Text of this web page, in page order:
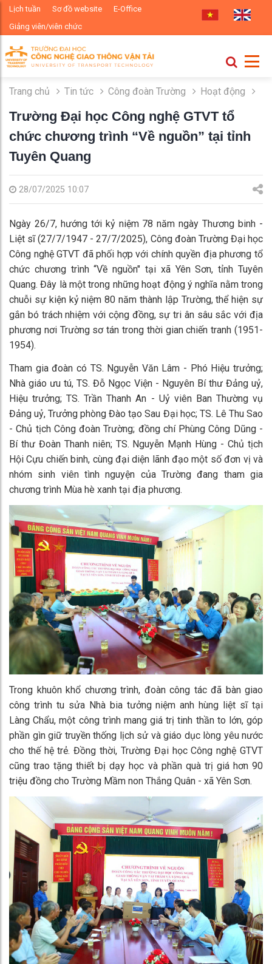
Lịch tuần Sơ đồ website
E-Office
Giảng viên/viên chức
Trang chủ Tin tức Công đoàn Trường Hoạt động
Trường Đại học Công nghệ GTVT tổ
chức chương trình “Về nguồn” tại tỉnh
Tuyên Quang
28/07/2025 10:07
Ngày 26/7, hướng tới kỷ niệm 78 năm ngày Thương binh -
Liệt sĩ (27/7/1947 - 27/7/2025), Công đoàn Trường Đại học
Công nghệ GTVT đã phối hợp với chính quyền địa phương tổ
chức chương trình “Về nguồn" tại xã Yên Sơn, tỉnh Tuyên
Quang. Đây là một trong những hoạt động ý nghĩa nằm trong
chuỗi sự kiện kỷ niệm 80 năm thành lập Trường, thể hiện sự
gắn bó trách nhiệm với cộng đồng, sự tri ân sâu sắc với địa
phương nơi Trường sơ tán trong thời gian chiến tranh (1951-
1954).
Tham gia đoàn có TS. Nguyễn Văn Lâm - Phó Hiệu trưởng;
Nhà giáo ưu tú, TS. Đỗ Ngọc Viện - Nguyên Bí thư Đảng uỷ,
Hiệu trưởng; TS. Trần Thanh An - Uỷ viên Ban Thường vụ
Đảng uỷ, Trưởng phòng Đào tạo Sau Đại học; TS. Lê Thu Sao
- Chủ tịch Công đoàn Trường; đồng chí Phùng Công Dũng -
Bí thư Đoàn Thanh niên; TS. Nguyễn Mạnh Hùng - Chủ tịch
Hội Cựu chiến binh, cùng đại diện lãnh đạo một số đơn vị và
nhóm sinh viên tình nguyện của Trường đang tham gia
chương trình Mùa hè xanh tại địa phương.
Trong khuôn khổ chương trình, đoàn công tác đã bàn giao
công trình tu sửa Nhà bia tưởng niệm anh hùng liệt sĩ tại
Làng Chẩu, một công trình mang giá trị tinh thần to lớn, góp
phần gìn giữ truyền thống lịch sử và giáo dục lòng yêu nước
cho thế hệ trẻ. Đồng thời, Trường Đại học Công nghệ GTVT
cũng trao tặng thiết bị dạy học và phần quà trị giá hơn 90
triệu đồng cho Trường Mầm non Thắng Quân - xã Yên Sơn.